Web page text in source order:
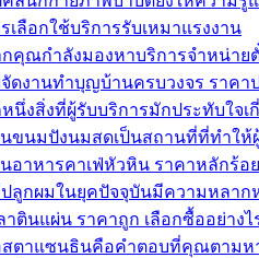
เลือกใช้บริการรับเหมาแรงงาน
คุณกำลังมองหาบริการจำหน่าย
ดงานทำบุญบ้านครบวงจร ราค
นึ่งสิ่งที่ผู้รับบริการมักประทับใจเ
ขนมปังนมสดเป็นสถานที่ที่ทำให้
อาหารคาเฟ่หัวหิน ราคาหลักร้อ
ลูกผมในยุคปัจจุบันมีความหลาก
าตินแผ่น ราคาถูก เลือกซื้ออย่า
สตาแซนธินคือคำตอบที่คุณตามห